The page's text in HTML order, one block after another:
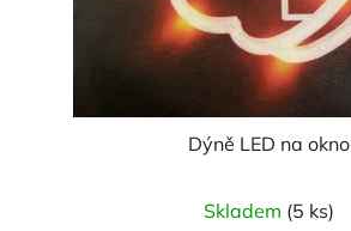
Dýně LED na okno
Skladem (5 ks)